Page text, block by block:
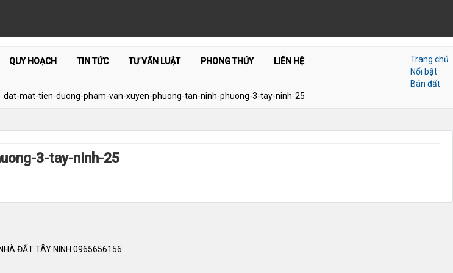
QUY HOẠCH TIN TỨC TƯ VẤN LUẬT PHONG THỦY LIÊN HỆ
Trang chủ
Nổi bật
Bán đất
dat-mat-tien-duong-pham-van-xuyen-phuong-tan-ninh-phuong-3-tay-ninh-25
3-tay-ninh-25
ĐẤT TÂY NINH 0965656156